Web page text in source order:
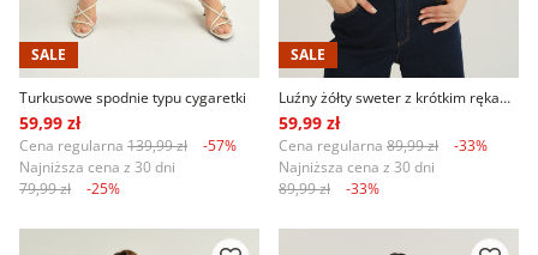
SALE
Turkusowe spodnie typu cygaretki
59,99 zł
Cena regularna 139,99 zł
-57%
Najniższa cena z 30 dni
79,99 zł
-25%
SALE
Luźny żółty sweter z krótkim rękawem
59,99 zł
Cena regularna 89,99 zł
-33%
Najniższa cena z 30 dni
89,99 zł
-33%